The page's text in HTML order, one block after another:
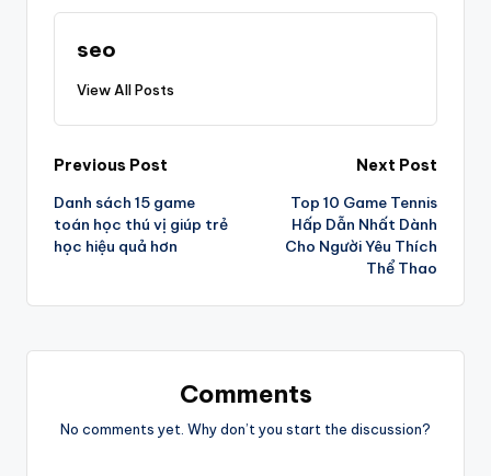
seo
View All Posts
Post
navigation
Previous Post
Danh sách 15 game
toán học thú vị giúp trẻ
học hiệu quả hơn
Next Post
Top 10 Game Tennis
Hấp Dẫn Nhất Dành
Cho Người Yêu Thích
Thể Thao
Comments
No comments yet. Why don’t you start the discussion?